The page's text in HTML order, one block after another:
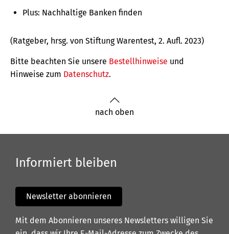
Plus: Nachhaltige Banken finden
(Ratgeber, hrsg. von Stiftung Warentest, 2. Aufl. 2023)
Bitte beachten Sie unsere Bestellhinweise und
Hinweise zum Datenschutz.
nach oben
Informiert bleiben
Newsletter abonnieren
Mit dem Abonnieren unseres Newsletters willigen Sie